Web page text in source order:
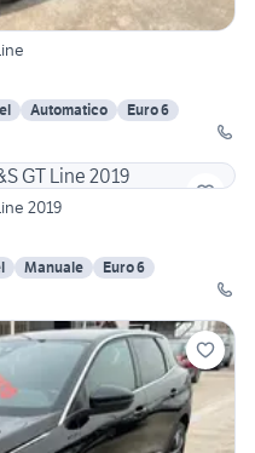
Automatico
Euro 6
2019
Manuale
Euro 6